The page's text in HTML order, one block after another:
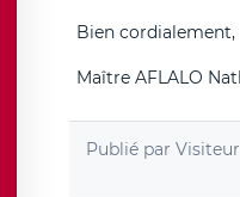
Bien cordialement,
Maître AFLALO
Publié par Visiteur